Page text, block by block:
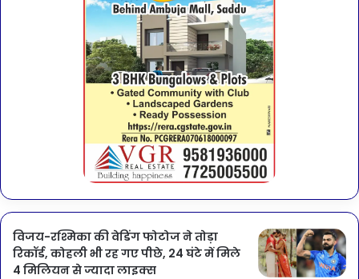
विजय-रश्मिका की वेडिंग फोटोज ने तोड़ा
रिकॉर्ड, कोहली भी रह गए पीछे, 24 घंटे में मिले
4 मिलियन से ज्यादा लाइक्स